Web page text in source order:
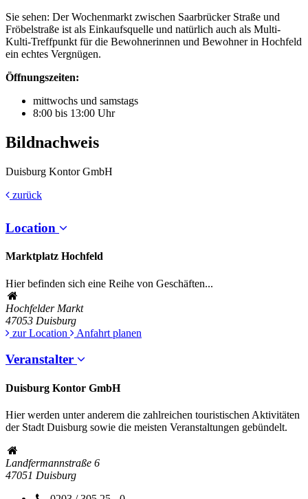
Sie sehen: Der Wochenmarkt zwischen Saarbrücker Straße und
Fröbelstraße ist als Einkaufsquelle und natürlich auch als Multi-
Kulti-Treffpunkt für die Bewohnerinnen und Bewohner in Hochfeld
ein echtes Vergnügen.
Öffnungszeiten:
mittwochs und samstags
8:00 bis 13:00 Uhr
Bildnachweis
Duisburg Kontor GmbH
zurück
Location
Marktplatz Hochfeld
Hier befinden sich eine Reihe von Geschäften...
Hochfelder Markt
47053 Duisburg
zur Location
Anfahrt planen
Veranstalter
Duisburg Kontor GmbH
Hier werden unter anderem die zahlreichen touristischen Aktivitäten
der Stadt Duisburg sowie die meisten Veranstaltungen gebündelt.
Landfermannstraße 6
47051 Duisburg